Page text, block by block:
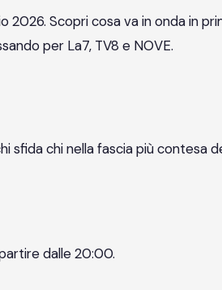
2026. Scopri cosa va in onda in
per La7, TV8 e NOVE.
sfida chi nella fascia più contesa
partire dalle 20:00.